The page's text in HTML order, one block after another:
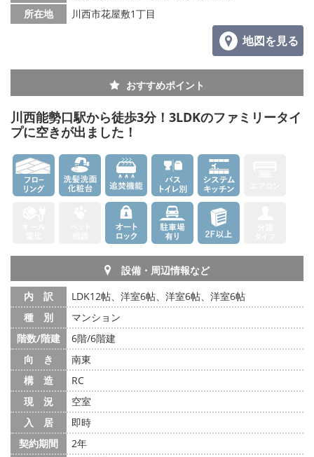
所在地
川西市花屋敷1丁目
地図を見る
おすすめポイント
川西能勢口駅から徒歩3分！3LDKのファミリータイ
プに空きが出ました！
設備・周辺情報など
内 訳
LDK12帖、洋室6帖、洋室6帖、洋室6帖
種 別
マンション
階数/階建
6階/6階建
向 き
南東
構 造
RC
現 況
空室
入 居
即時
契約期間
2年